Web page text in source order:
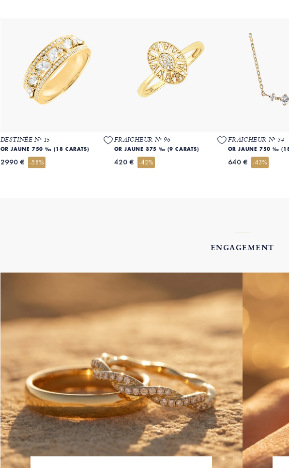
DESTINÉE Nº 15
OR JAUNE 750 ‰ (18 CARATS)
2990 € -58%
FRAICHEUR Nº 96
OR JAUNE 375 ‰ (9 CARATS)
420 € -42%
FRAICHEUR Nº 34
OR JAUNE 750 ‰ (18
640 € -43%
ENGAGEMENT